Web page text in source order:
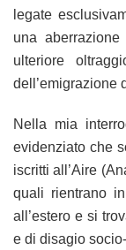
legate
una
ulteriore
dell’emigrazione
Nella mia
evidenziato che
iscritti all’Aire
quali rientrano
all’estero e si
e di disagio